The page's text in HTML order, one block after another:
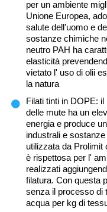
per un ambiente
Unione Europea,
salute dell'uomo e
sostanze chimiche
neutro PAH ha
elasticità
vietato l' uso di olii
la natura
Filati tinti in DOPE:
delle mute ha un
energia e produce
industrali e
utilizzata da Prolimit
è rispettosa per l'
realizzati
filatura. Con questa
senza il processo di
acqua per kg di